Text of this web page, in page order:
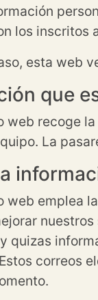
los inscritos
esta web
que
web recoge
La
web emplea
quizas
correos